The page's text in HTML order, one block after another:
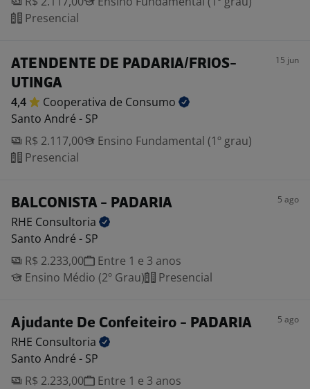
Presencial
ATENDENTE DE PADARIA/FRIOS-
UTINGA
15 jun
4,4 Cooperativa de Consumo
Santo André - SP
R$ 2.117,00
Ensino Fundamental (1º grau)
Presencial
BALCONISTA - PADARIA 5 ago
RHE Consultoria
Santo André - SP
R$ 2.233,00
Entre 1 e 3 anos
Ensino Médio (2º Grau)
Presencial
Ajudante De Confeiteiro - PADARIA 5 ago
RHE Consultoria
Santo André - SP
R$ 2.233,00
Entre 1 e 3 anos